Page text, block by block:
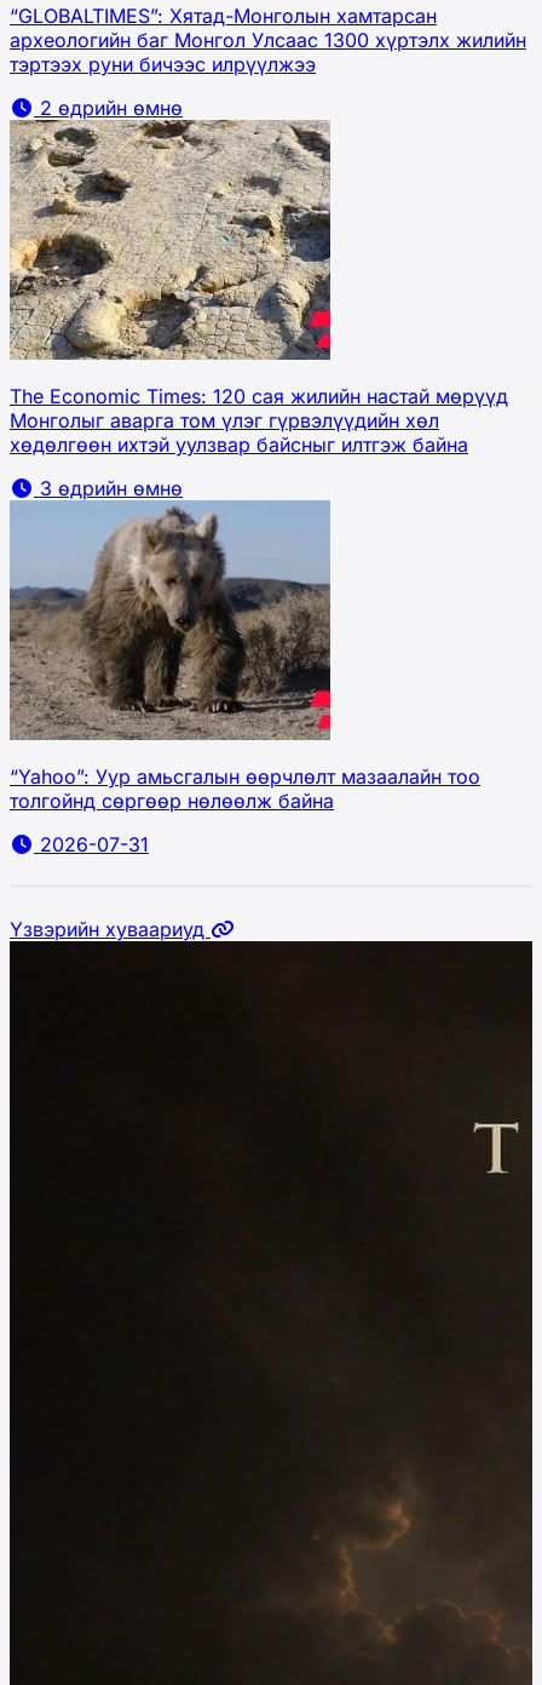
“GLOBALTIMES”: Хятад-Монголын хамтарсан
археологийн баг Монгол Улсаас 1300 хүртэлх жилийн
тэртээх руни бичээс илрүүлжээ
2 өдрийн өмнө
The Economic Times: 120 сая жилийн настай мөрүүд
Монголыг аварга том үлэг гүрвэлүүдийн хөл
хөдөлгөөн ихтэй уулзвар байсныг илтгэж байна
3 өдрийн өмнө
“Yahoo”: Уур амьсгалын өөрчлөлт мазаалайн тоо
толгойнд сөргөөр нөлөөлж байна
2026-07-31
Үзвэрийн хуваариуд